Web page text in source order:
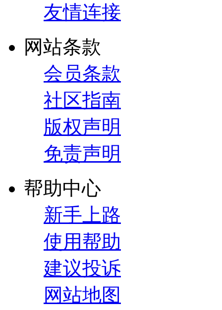
友情连接
网站条款
会员条款
社区指南
版权声明
免责声明
帮助中心
新手上路
使用帮助
建议投诉
网站地图